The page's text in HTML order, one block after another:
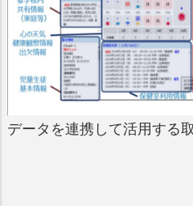
データを連携して活用する